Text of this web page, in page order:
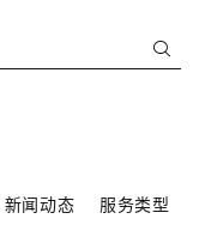
新闻动态 服务类型